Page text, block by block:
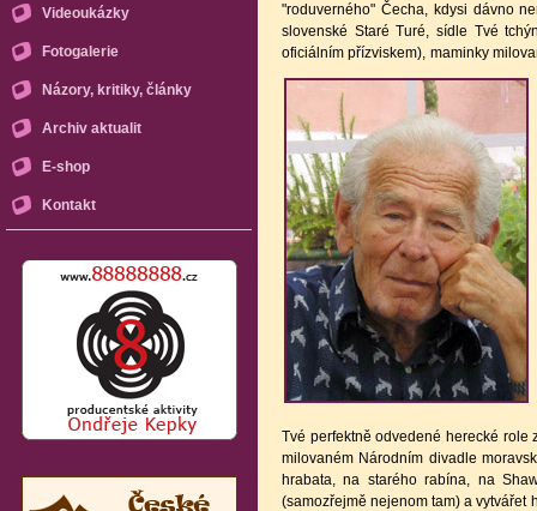
Videoukázky
Fotogalerie
Názory, kritiky, články
Archiv aktualit
E-shop
Kontakt
"roduverného" Čecha, kdysi dávno
slovenské Staré Turé, sídle Tvé
oficiálním přízviskem), maminky
Tvé perfektně odvedené herecké
milovaném Národním divadle
hrabata, na starého rabína, na
(samozřejmě nejenom tam) a vytvářet